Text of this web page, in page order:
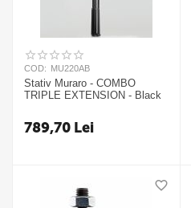
COD: MU220AB
Stativ Muraro - COMBO
TRIPLE EXTENSION - Black
789,70 Lei